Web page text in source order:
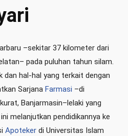
–sekitar 37 kilometer dari
pada puluhan tahun silam.
dan hal-hal yang terkait dengan
Sarjana Farmasi –di
Banjarmasin–lelaki yang
melanjutkan pendidikannya ke
Apoteker di Universitas Islam